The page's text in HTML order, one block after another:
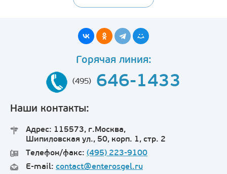
Горячая линия:
(495) 646-1433
Наши контакты:
Адрес: 115573, г.Москва,
Шипиловская ул., 50, корп. 1, стр. 2
Телефон/факс: (495) 223-9100
E-mail: contact@enterosgel.ru